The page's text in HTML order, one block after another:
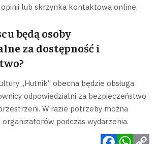
lub skrzynka kontaktowa online.
będą osoby
za dostępność i
„Hutnik” obecna będzie obsługa
odpowiedzialni za bezpieczeństwo
W razie potrzeby można
organizatorów podczas wydarzenia.